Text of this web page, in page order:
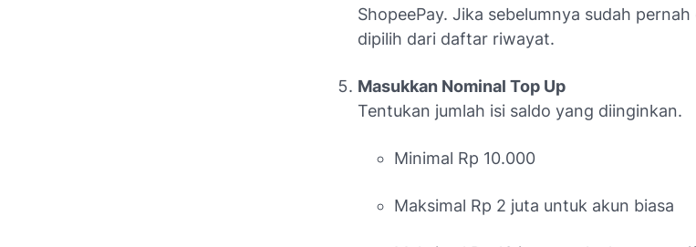
ShopeePay. Jika sebelumnya sudah
dipilih dari daftar riwayat.
Masukkan Nominal Top Up
Tentukan jumlah isi saldo yang diinginkan.
Minimal Rp 10.000
Maksimal Rp 2 juta untuk akun biasa